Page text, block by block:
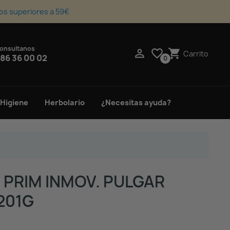
superiores a 59€
36 00 02  favorite_border0shopping_cart Carrito
Herbolario ¿Necesitas ayuda?
INMOV. PULGAR